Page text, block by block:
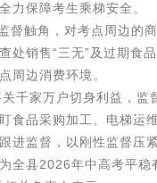
力保障考生乘梯安全。
督触角，对考点周边的
处销售“三无”及过期食
周边消费环境。
千家万户切身利益，监
食品采购加工、电梯运
进监督，以刚性监督压
全县2026年中高考平稳